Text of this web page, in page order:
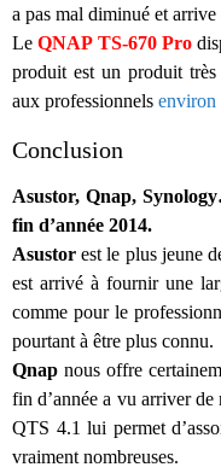
a pas mal diminué et arrive
Le QNAP TS-670 Pro
produit est un produit
aux professionnels environ
Conclusion
Asustor, Qnap,
fin d’année 2014.
Asustor est le plus jeune
est arrivé à fournir une
comme pour le
pourtant à être plus connu.
Qnap nous offre
fin d’année a vu arriver
QTS 4.1 lui permet
vraiment nombreuses.